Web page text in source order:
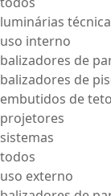
luminárias
uso interno
balizadores de
balizadores de
embutidos de teto
projetores
sistemas
todos
uso externo